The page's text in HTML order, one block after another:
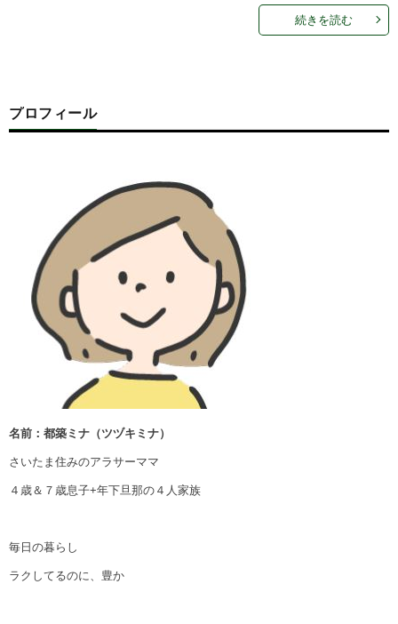
続きを読む
プロフィール
名前：都築ミナ（ツヅキミナ）
さいたま住みのアラサーママ
４歳＆７歳息子+年下旦那の４人家族
毎日の暮らし
ラクしてるのに、豊か